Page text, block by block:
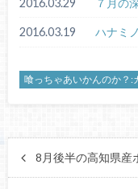
2016.03.29 ７月の
2016.03.19 ハナミ
喰っちゃあいかんのか？:
8月後半の高知県産